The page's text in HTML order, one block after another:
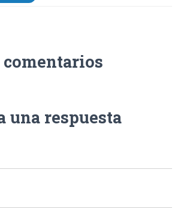
comentarios
una respuesta